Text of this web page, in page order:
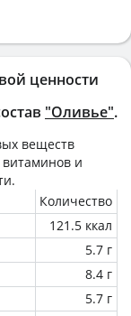
ценности
"Оливье".
веществ
витаминов и
Количество
121.5 ккал
5.7 г
8.4 г
5.7 г